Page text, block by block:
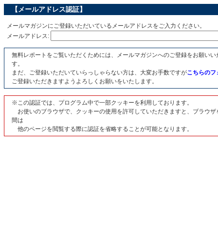
【メールアドレス認証】
メールマガジンにご登録いただいているメールアドレスをご入力ください。
メールアドレス:
無料レポートをご覧いただくためには、メールマガジンへのご登録をお願いい
す。
まだ、ご登録いただいていらっしゃらない方は、大変お手数ですがこちらのフ
ご登録いただきますようよろしくお願いをいたします。
※この認証では、プログラム中で一部クッキーを利用しております。
お使いのブラウザで、クッキーの使用を許可していただきますと、ブラウザ
間は
他のページを閲覧する際に認証を省略することが可能となります。